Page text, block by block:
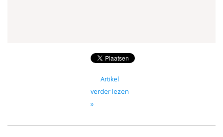
Artikel
verder lezen
»